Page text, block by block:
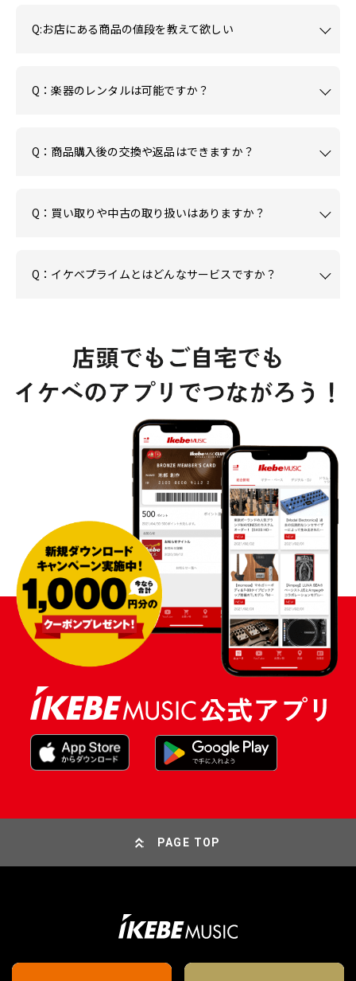
Q:お店にある商品の値段を教えて欲しい
Q：楽器のレンタルは可能ですか？
Q：商品購入後の交換や返品はできますか？
Q：買い取りや中古の取り扱いはありますか？
Q：イケベプライムとはどんなサービスですか？
PAGE TOP